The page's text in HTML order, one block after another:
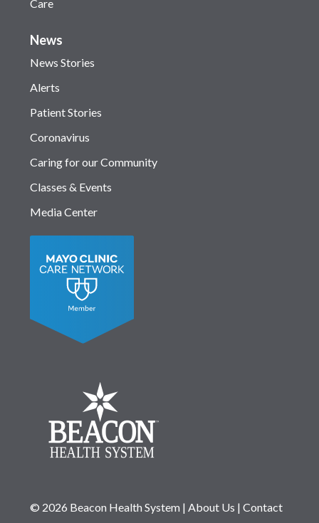
Care
News
News Stories
Alerts
Patient Stories
Coronavirus
Caring for our Community
Classes & Events
Media Center
© 2026 Beacon Health System| About Us | Contact